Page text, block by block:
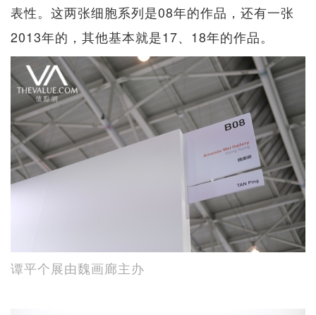
表性。这两张细胞系列是08年的作品，还有一张
2013年的，其他基本就是17、18年的作品。
谭平个展由魏画廊主办